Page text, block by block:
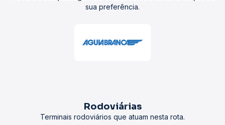
sua preferência.
Rodoviárias
Terminais rodoviários que atuam nesta rota.